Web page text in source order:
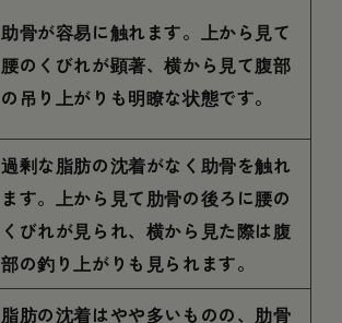
助骨が容易に触れます。上から見て
腰のくびれが顕著、横から見て腹部
の吊り上がりも明瞭な状態です。
過剰な脂肪の沈着がなく助骨を触れ
ます。上から見て肋骨の後ろに腰の
くびれが見られ、横から見た際は腹
部の釣り上がりも見られます。
脂肪の沈着はやや多いものの、肋骨